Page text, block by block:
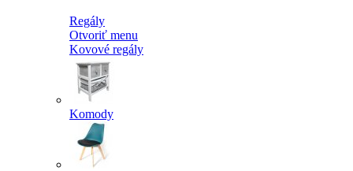
Regály
Otvoriť menu
Kovové regály
Komody